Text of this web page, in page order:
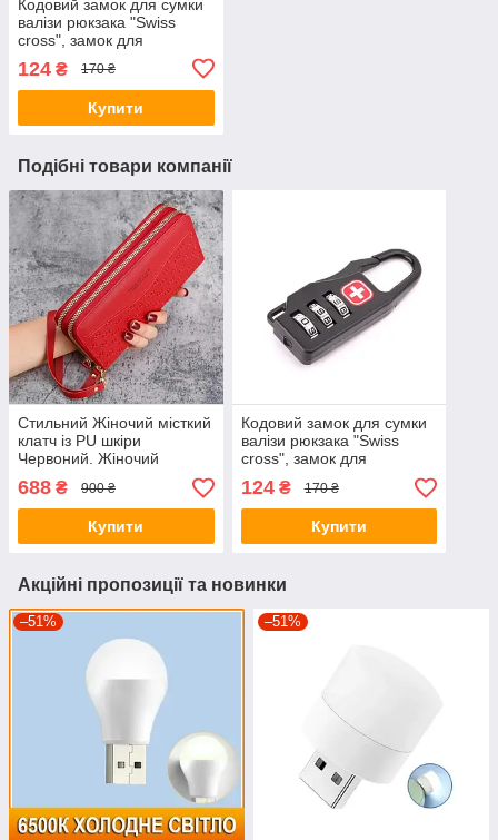
Кодовий замок для сумки
валізи рюкзака "Swiss
cross", замок для
124 ₴ 170 ₴
Купити
Подібні товари компанії
Стильний Жіночий місткий
клатч із PU шкіри
Червоний. Жіночий
гаманець портмоне зі
штучної шкіри
688 ₴ 900 ₴
Купити
Кодовий замок для сумки
валізи рюкзака "Swiss
cross", замок для
блискавки
124₴ 170 ₴
Купити
Акційні пропозиції та новинки
–51% –51%